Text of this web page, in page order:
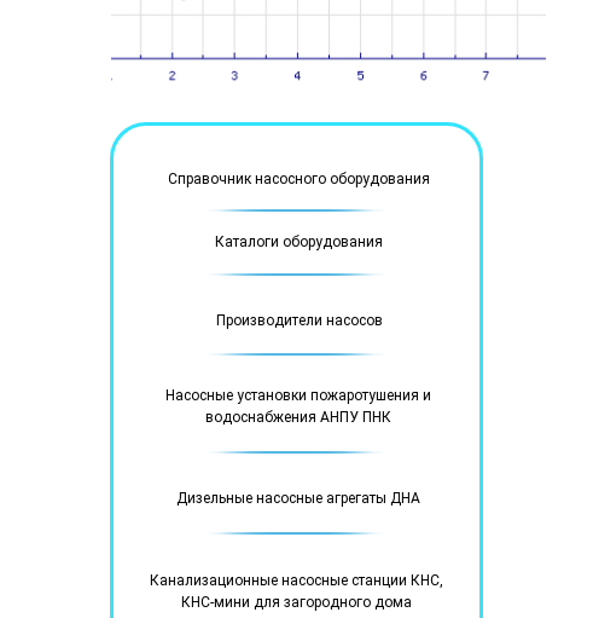
Справочник насосного оборудования
Каталоги оборудования
Производители насосов
Насосные установки пожаротушения и
водоснабжения АНПУ ПНК
Дизельные насосные агрегаты ДНА
Канализационные насосные станции КНС,
КНС-мини для загородного дома